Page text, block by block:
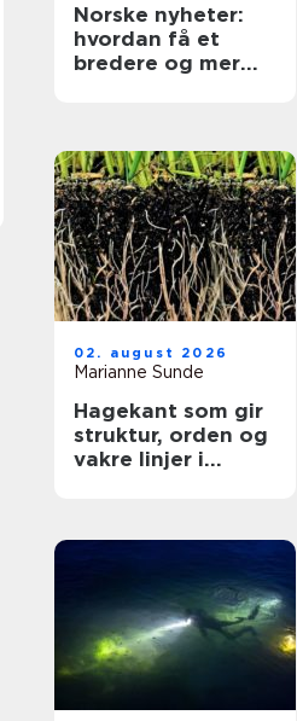
Norske nyheter:
hvordan få et
bredere og mer
02. august 2026
Marianne Sunde
Hagekant som gir
struktur, orden og
vakre linjer i